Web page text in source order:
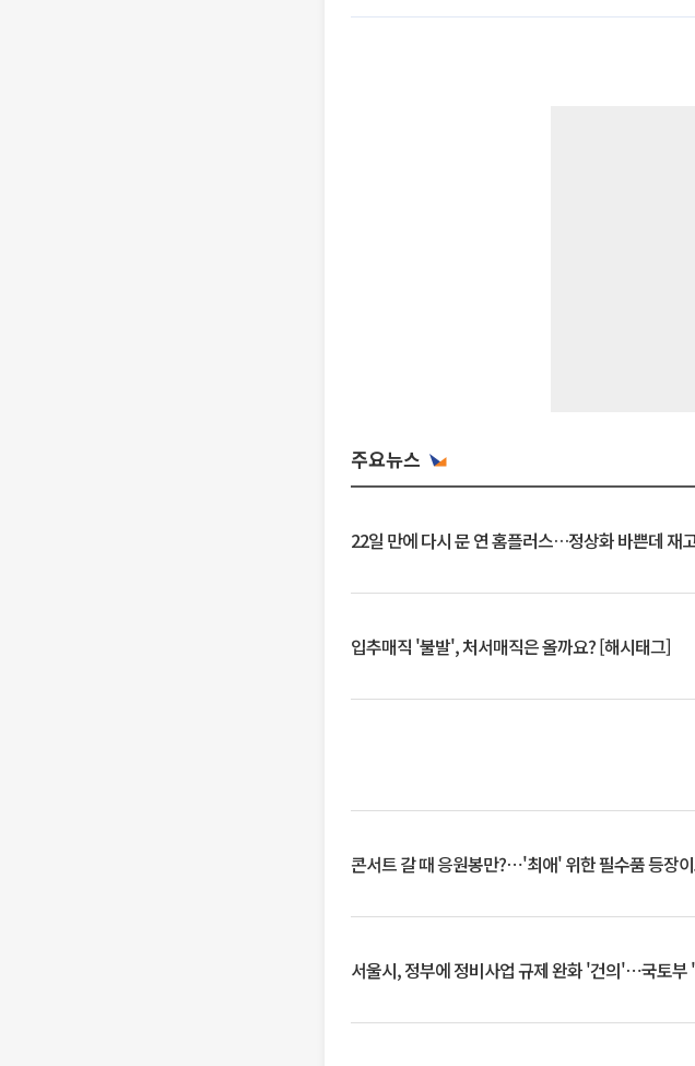
주요뉴스
22일 만에 다시 문 연 홈플러스…정상화 바쁜데 재
입추매직 '불발', 처서매직은 올까요? [해시태그]
콘서트 갈 때 응원봉만?⋯'최애' 위한 필수품 등장
서울시, 정부에 정비사업 규제 완화 '건의'⋯국토